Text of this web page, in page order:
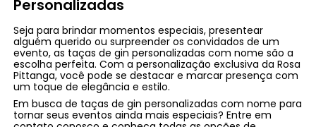
Personalizadas
Seja para brindar momentos especiais, presentear
alguém querido ou surpreender os convidados de um
evento, as taças de gin personalizadas com nome são a
escolha perfeita. Com a personalização exclusiva da Rosa
Pittanga, você pode se destacar e marcar presença com
um toque de elegância e estilo.
Em busca de taças de gin personalizadas com nome para
tornar seus eventos ainda mais especiais? Entre em